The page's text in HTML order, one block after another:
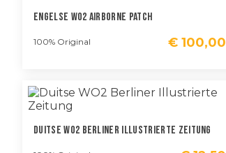
Engelse WO2 Airborne Patch
100% Original € 100,00
Duitse WO2 Berliner Illustrierte Zeitung